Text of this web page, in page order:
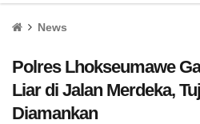
News
Polres Lhokseumawe
Liar di Jalan Merdeka,
Diamankan